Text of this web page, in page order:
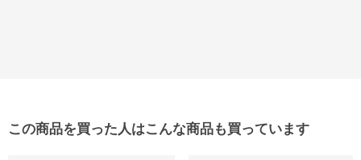
この商品を買った人はこんな商品も買っています